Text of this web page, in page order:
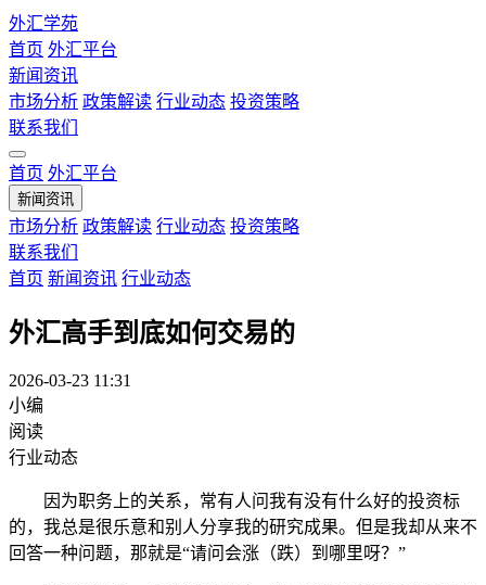
外汇学苑
首页 外汇平台
新闻资讯
市场分析 政策解读 行业动态 投资策略
联系我们
首页 外汇平台
新闻资讯
市场分析 政策解读 行业动态 投资策略
联系我们
首页 新闻资讯 行业动态
外汇高手到底如何交易的
2026-03-23 11:31
小编
阅读
行业动态
因为职务上的关系，常有人问我有没有什么好的投资标
的，我总是很乐意和别人分享我的研究成果。但是我却从来不
回答一种问题，那就是“请问会涨（跌）到哪里呀？”